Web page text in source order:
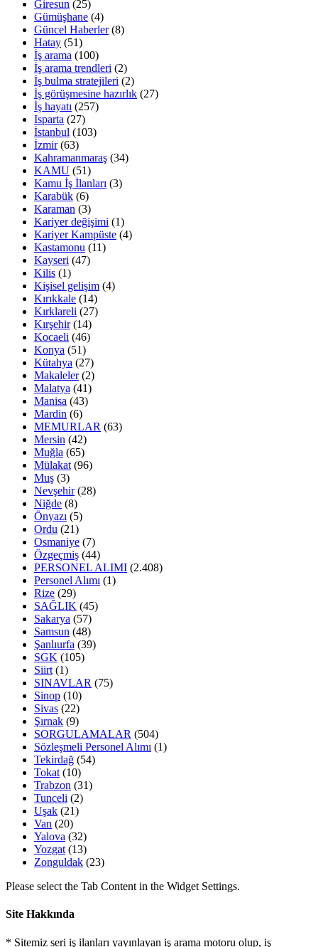
Giresun (25)
Gümüşhane (4)
Güncel Haberler(8)
Hatay (51)
İş arama (100)
İş arama trendleri (2)
İş bulma stratejileri (2)
İş görüşmesine hazırlık (27)
İş hayatı (257)
Isparta (27)
İstanbul (103)
İzmir(63)
Kahramanmaraş (34)
KAMU (51)
Kamu İş İlanları (3)
Karabük (6)
Karaman (3)
Kariyer değişimi (1)
Kariyer Kampüste (4)
Kastamonu (11)
Kayseri (47)
Kilis (1)
Kişisel gelişim (4)
Kırıkkale (14)
Kırklareli (27)
Kırşehir(14)
Kocaeli (46)
Konya (51)
Kütahya (27)
Makaleler(2)
Malatya (41)
Manisa (43)
Mardin (6)
MEMURLAR (63)
Mersin (42)
Muğla (65)
Mülakat (96)
Muş (3)
Nevşehir(28)
Niğde (8)
Önyazı (5)
Ordu (21)
Osmaniye (7)
Özgeçmiş (44)
PERSONEL ALIMI (2.408)
Personel Alımı (1)
Rize (29)
SAĞLIK (45)
Sakarya (57)
Samsun (48)
Şanlıurfa (39)
SGK (105)
Siirt (1)
SINAVLAR (75)
Sinop (10)
Sivas (22)
Şırnak (9)
SORGULAMALAR (504)
Sözleşmeli Personel Alımı (1)
Tekirdağ (54)
Tokat (10)
Trabzon (31)
Tunceli (2)
Uşak (21)
Van (20)
Yalova (32)
Yozgat (13)
Zonguldak (23)
Please select the Tab Content in the Widget Settings.
Site Hakkında
* Sitemiz seri iş ilanları yayınlayan iş arama motoru olup, iş